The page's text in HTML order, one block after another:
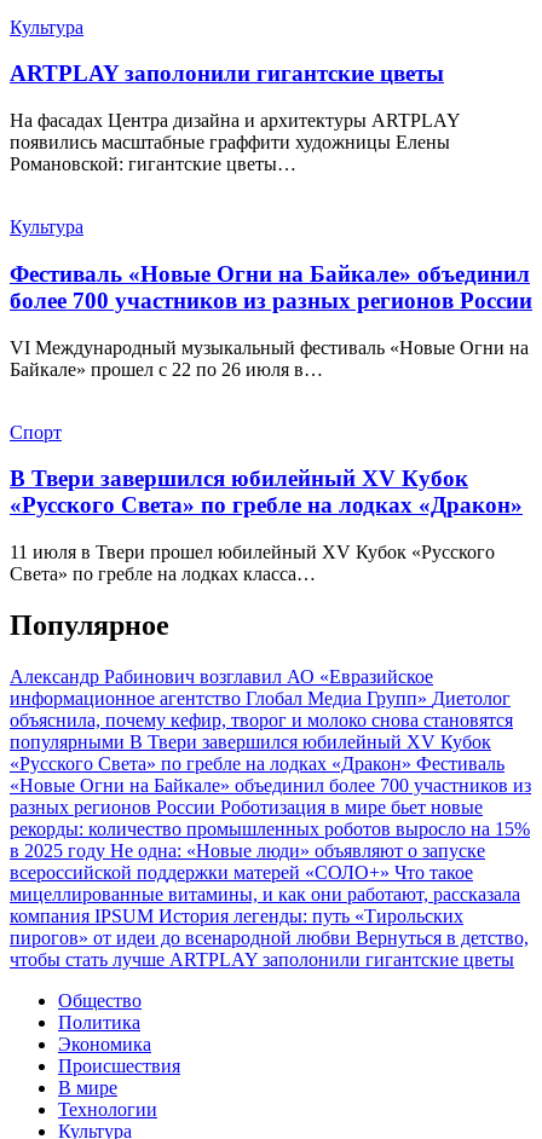
Культура
ARTPLAY заполонили гигантские цветы
На фасадах Центра дизайна и архитектуры ARTPLAY
появились масштабные граффити художницы Елены
Романовской: гигантские цветы…
Культура
Фестиваль «Новые Огни на Байкале» объединил
более 700 участников из разных регионов России
VI Международный музыкальный фестиваль «Новые Огни на
Байкале» прошел с 22 по 26 июля в…
Спорт
В Твери завершился юбилейный XV Кубок
«Русского Света» по гребле на лодках «Дракон»
11 июля в Твери прошел юбилейный XV Кубок «Русского
Света» по гребле на лодках класса…
Популярное
Александр Рабинович возглавил АО «Евразийское
информационное агентство Глобал Медиа Групп» Диетолог
объяснила, почему кефир, творог и молоко снова становятся
популярными В Твери завершился юбилейный XV Кубок
«Русского Света» по гребле на лодках «Дракон» Фестиваль
«Новые Огни на Байкале» объединил более 700 участников из
разных регионов России Роботизация в мире бьет новые
рекорды: количество промышленных роботов выросло на 15%
в 2025 году Не одна: «Новые люди» объявляют о запуске
всероссийской поддержки матерей «СОЛО+» Что такое
мицеллированные витамины, и как они работают, рассказала
компания IPSUM История легенды: путь «Тирольских
пирогов» от идеи до всенародной любви Вернуться в детство,
чтобы стать лучше ARTPLAY заполонили гигантские цветы
Общество
Политика
Экономика
Происшествия
В мире
Технологии
Культура